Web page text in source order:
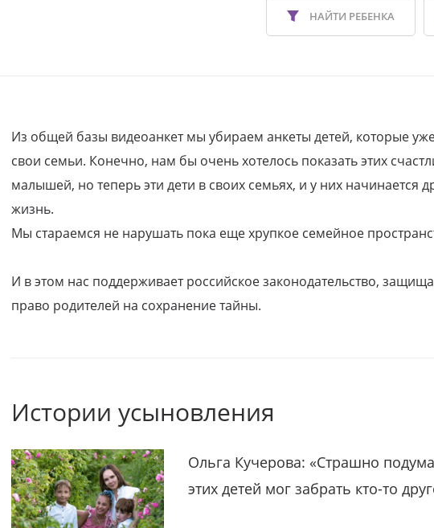
НАЙТИ РЕБЕНКА
Из общей базы видеоанкет мы убираем анкеты детей, которые
свои семьи. Конечно, нам бы очень хотелось показать этих
малышей, но теперь эти дети в своих семьях, и у них начинается
жизнь.
Мы стараемся не нарушать пока еще хрупкое семейное
И в этом нас поддерживает российское законодательство,
право родителей на сохранение тайны.
Истории усыновления
Ольга Кучерова: «Страшно
этих детей мог забрать кто-то